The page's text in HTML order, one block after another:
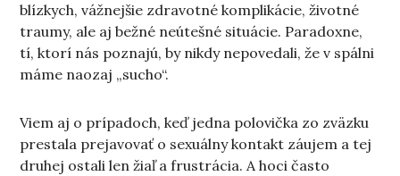
blízkych, vážnejšie zdravotné komplikácie, životné
traumy, ale aj bežné neútešné situácie. Paradoxne,
tí, ktorí nás poznajú, by nikdy nepovedali, že v spálni
máme naozaj „sucho“.
Viem aj o prípadoch, keď jedna polovička zo zväzku
prestala prejavovať o sexuálny kontakt záujem a tej
druhej ostali len žiaľ a frustrácia. A hoci často